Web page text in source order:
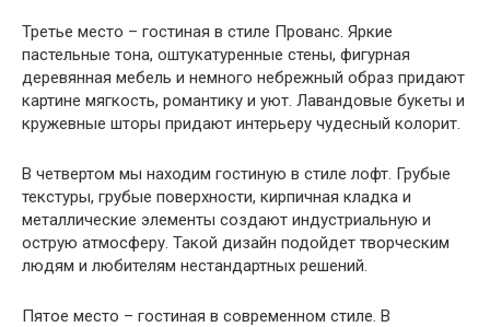
Третье место – гостиная в стиле Прованс. Яркие
пастельные тона, оштукатуренные стены, фигурная
деревянная мебель и немного небрежный образ придают
картине мягкость, романтику и уют. Лавандовые букеты и
кружевные шторы придают интерьеру чудесный колорит.
В четвертом мы находим гостиную в стиле лофт. Грубые
текстуры, грубые поверхности, кирпичная кладка и
металлические элементы создают индустриальную и
острую атмосферу. Такой дизайн подойдет творческим
людям и любителям нестандартных решений.
Пятое место – гостиная в современном стиле. В